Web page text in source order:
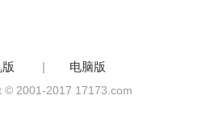
| 电脑版
© 2001-2017 17173.com